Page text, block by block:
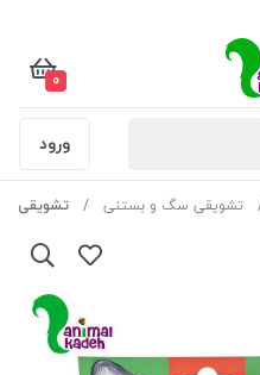
0
ورود
تشویقی سگ و بستنی تشویقی